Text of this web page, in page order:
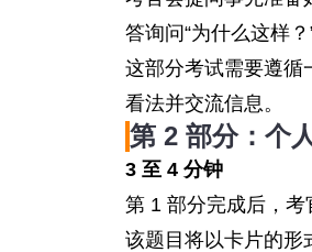
答询问“为什么这样
这部分考试需要遵循
看法并交流信息。
第 2 部分：个
3 至 4 分钟
第 1 部分完成后，考
该题目将以卡片的形